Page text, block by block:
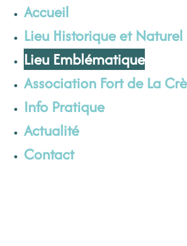
Accueil
Lieu Historique et Naturel
Lieu Emblématique
Association Fort de La
Info Pratique
Actualité
Contact